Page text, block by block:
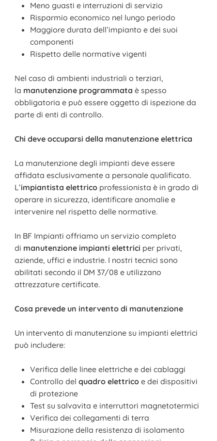
Meno guasti e interruzioni di servizio
Risparmio economico nel lungo periodo
Maggiore durata dell’impianto e dei suoi
componenti
Rispetto delle normative vigenti
Nel caso di ambienti industriali o terziari,
la manutenzione programmata è spesso
obbligatoria e può essere oggetto di ispezione da
parte di enti di controllo.
Chi deve occuparsi della manutenzione elettrica
La manutenzione degli impianti deve essere
affidata esclusivamente a personale qualificato.
L’impiantista elettrico professionista è in grado di
operare in sicurezza, identificare anomalie e
intervenire nel rispetto delle normative.
In BF Impianti offriamo un servizio completo
di manutenzione impianti elettrici per privati,
aziende, uffici e industrie. I nostri tecnici sono
abilitati secondo il DM 37/08 e utilizzano
attrezzature certificate.
Cosa prevede un intervento di manutenzione
Un intervento di manutenzione su impianti elettrici
può includere:
Verifica delle linee elettriche e dei cablaggi
Controllo del quadro elettrico e dei dispositivi
di protezione
Test su salvavita e interruttori magnetotermici
Verifica dei collegamenti di terra
Misurazione della resistenza di isolamento